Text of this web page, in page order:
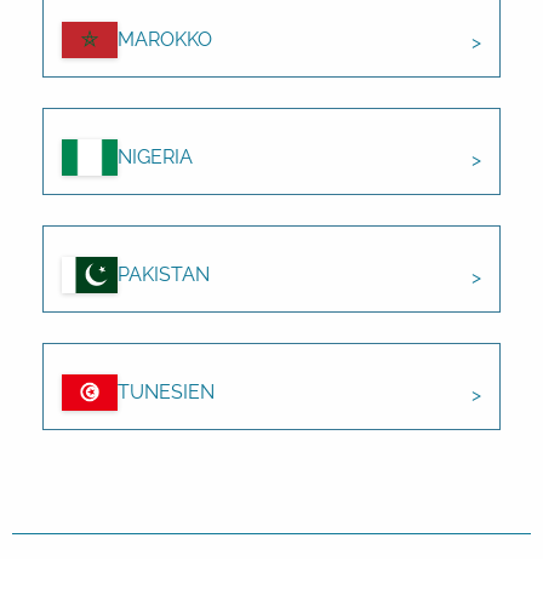
MAROKKO
NIGERIA
PAKISTAN
TUNESIEN